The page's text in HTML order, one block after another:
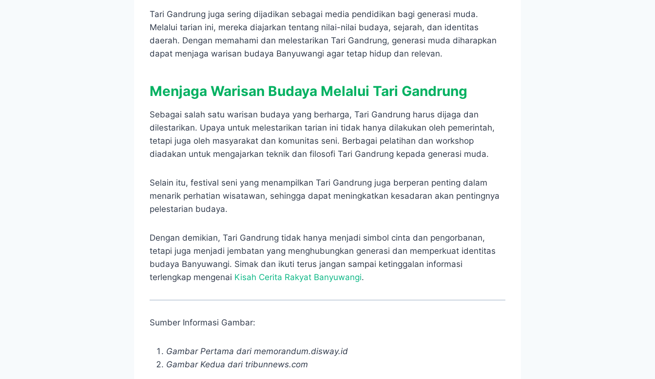
Tari Gandrung juga sering dijadikan sebagai media pendidikan bagi generasi muda.
Melalui tarian ini, mereka diajarkan tentang nilai-nilai budaya, sejarah, dan identitas
daerah. Dengan memahami dan melestarikan Tari Gandrung, generasi muda diharapkan
dapat menjaga warisan budaya Banyuwangi agar tetap hidup dan relevan.
Menjaga Warisan Budaya Melalui Tari Gandrung
Sebagai salah satu warisan budaya yang berharga, Tari Gandrung harus dijaga dan
dilestarikan. Upaya untuk melestarikan tarian ini tidak hanya dilakukan oleh pemerintah,
tetapi juga oleh masyarakat dan komunitas seni. Berbagai pelatihan dan workshop
diadakan untuk mengajarkan teknik dan filosofi Tari Gandrung kepada generasi muda.
Selain itu, festival seni yang menampilkan Tari Gandrung juga berperan penting dalam
menarik perhatian wisatawan, sehingga dapat meningkatkan kesadaran akan pentingnya
pelestarian budaya.
Dengan demikian, Tari Gandrung tidak hanya menjadi simbol cinta dan pengorbanan,
tetapi juga menjadi jembatan yang menghubungkan generasi dan memperkuat identitas
budaya Banyuwangi. Simak dan ikuti terus jangan sampai ketinggalan informasi
terlengkap mengenai Kisah Cerita Rakyat Banyuwangi.
Sumber Informasi Gambar:
Gambar Pertama dari memorandum.disway.id
Gambar Kedua dari tribunnews.com